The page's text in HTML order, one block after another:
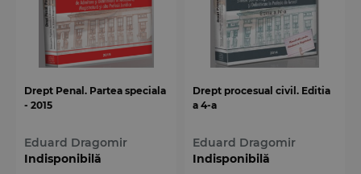
Drept Penal. Partea speciala
- 2015
Eduard Dragomir
Indisponibilă
Drept procesual civil. Editia
a 4-a
Eduard Dragomir
Indisponibilă